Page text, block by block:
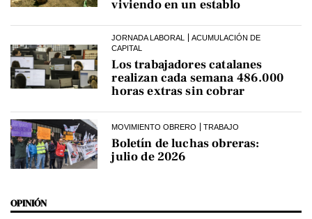
viviendo en un establo
JORNADA LABORAL
ACUMULACIÓN DE
CAPITAL
Los trabajadores catalanes
realizan cada semana 486.000
horas extras sin cobrar
MOVIMIENTO OBRERO TRABAJO
Boletín de luchas obreras:
julio de 2026
OPINIÓN